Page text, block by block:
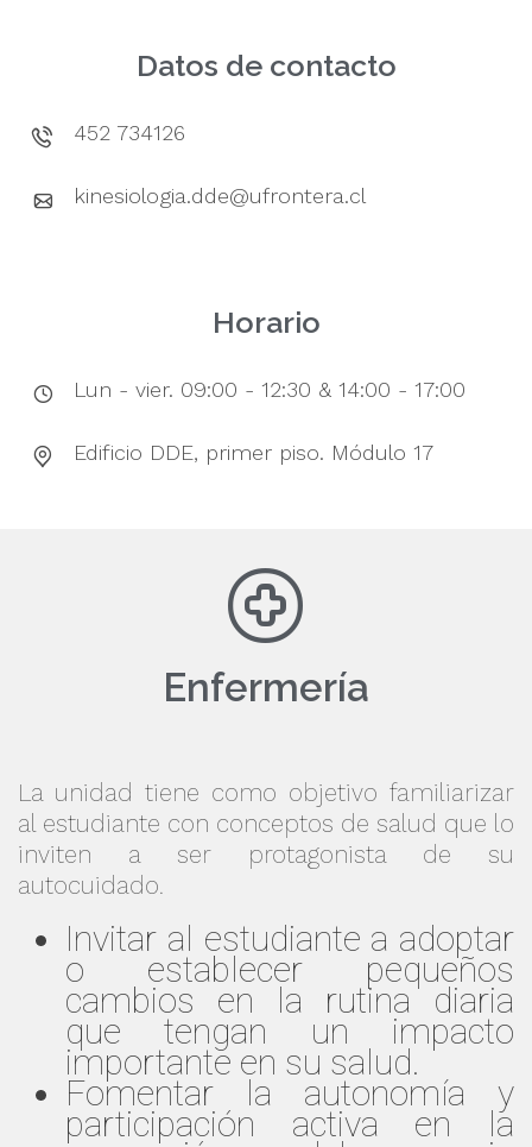
Datos de contacto
452 734126
kinesiologia.dde@ufrontera.cl
Horario
Lun - vier. 09:00 - 12:30 & 14:00 - 17:00
Edificio DDE, primer piso. Módulo 17
Enfermería
La unidad tiene como objetivo familiarizar
al estudiante con conceptos de salud que lo
inviten a ser protagonista de su
autocuidado.
Invitar al estudiante a adoptar
o establecer pequeños
cambios en la rutina diaria
que tengan un impacto
importante en su salud.
Fomentar la autonomía y
participación activa en la